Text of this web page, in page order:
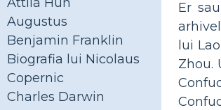
Augustus
Benjamin Franklin
Biografia lui Nicolaus
Copernic
Charles Darwin
Er
lui
Zhou.